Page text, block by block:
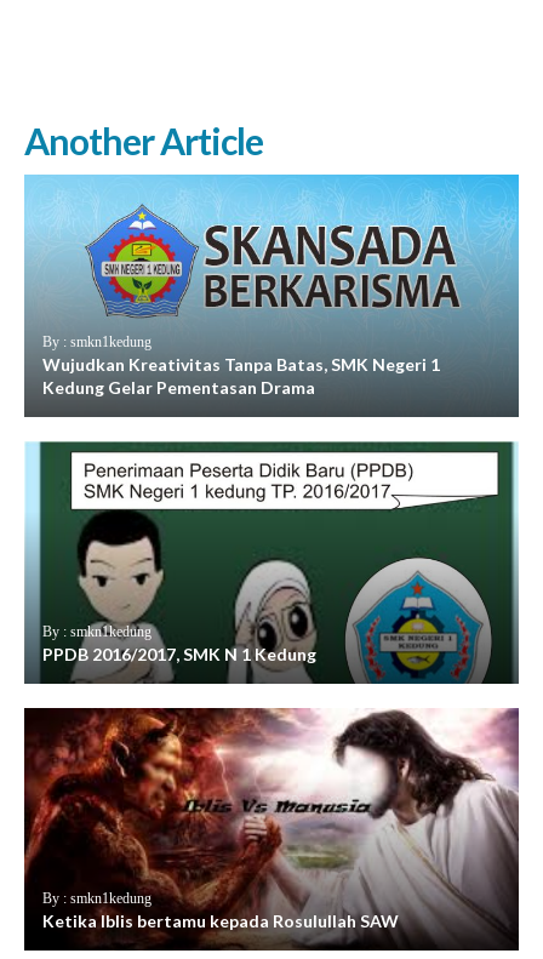
Another Article
By : smkn1kedung
Wujudkan Kreativitas Tanpa Batas, SMK Negeri 1
Kedung Gelar Pementasan Drama
By : smkn1kedung
PPDB 2016/2017, SMK N 1 Kedung
By : smkn1kedung
Ketika Iblis bertamu kepada Rosulullah SAW